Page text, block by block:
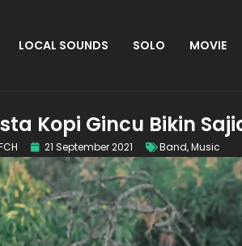
LOCAL SOUNDS SOLO MOVIE
Kopi Gincu Bikin
21 September 2021 Band,Music